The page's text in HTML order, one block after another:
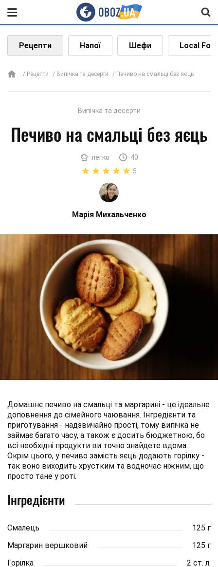
Рецепти Напої Шефи Local
Рецепти Випічка та десерти Печиво на смальці без яєць
Випічка та десерти
Печиво на смальці без яєць
легко
40
5
Марія Михальченко
Домашнє печиво на смальці та маргарині - це ідеальне
доповнення до сімейного чаювання. Інгредієнти та
приготування - надзвичайно прості, тому випічка не
займає багато часу, а також є досить бюджетною, бо
всі необхідні продукти ви точно знайдете вдома.
Окрім цього, у печиво замість яєць додають горілку -
так воно виходить хрустким та водночас ніжним, що
просто тане у роті.
Інгредієнти
Смалець
125 г
Маргарин вершковий
125 г
Горілка
2 ст. л.